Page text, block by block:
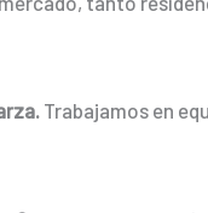
Trabajamos en